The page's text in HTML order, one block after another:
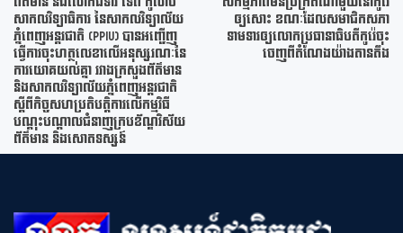
សាកលវិទ្យាធិការ នៃសាកលវិទ្យាល័យ
ភ្នំពេញអន្តរជាតិ (PPIU) បានអញ្ជើញ
ធ្វើការចុះហត្ថលេខាលើអនុស្សរណៈនៃ
ការយោគយល់គ្នា រវាងក្រសួងព័ត៌មាន
និងសាកលវិទ្យាល័យភ្នំពេញអន្តរជាតិ
ស្តីពីកិច្ចសហប្រតិបត្តិការលើកម្មវិធី
បណ្តុះបណ្តាលជំនាញក្របខ័ណ្ឌវិស័យ
ព័ត៌មាន និងសោតទស្សន៍
ឲ្យសោះ ខណៈដែលសមាជិកសភា
ទាមទារឲ្យលោកប្រធានាធិបតីកូរ៉េចុះ
ចេញពីតំណែងយ៉ាងតានតឹង